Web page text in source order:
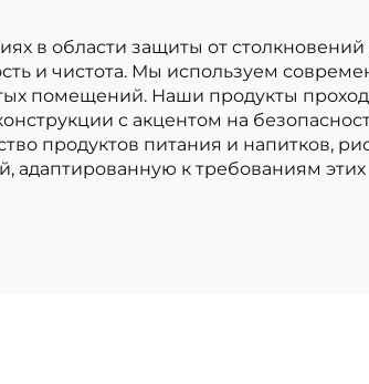
в области защиты от столкновений
и чистота. Мы используем
помещений. Наши продукты
с акцентом на
продуктов питания и напитков,
адаптированную к требованиям этих